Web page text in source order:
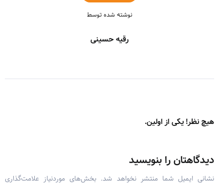
نوشته شده توسط
رقیه حسینی
هیچ نظر! یکی از اولین.
دیدگاهتان را بنویسید
نشانی ایمیل شما منتشر نخواهد شد. بخش‌های موردنیاز علامت‌گذاری